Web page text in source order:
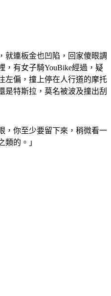
連板金也凹陷，回家傻眼調
，有女子騎YouBike經過，疑
左偏，撞上停在人行道的摩托
特斯拉，莫名被波及撞出刮
你至少要留下來，稍微看一